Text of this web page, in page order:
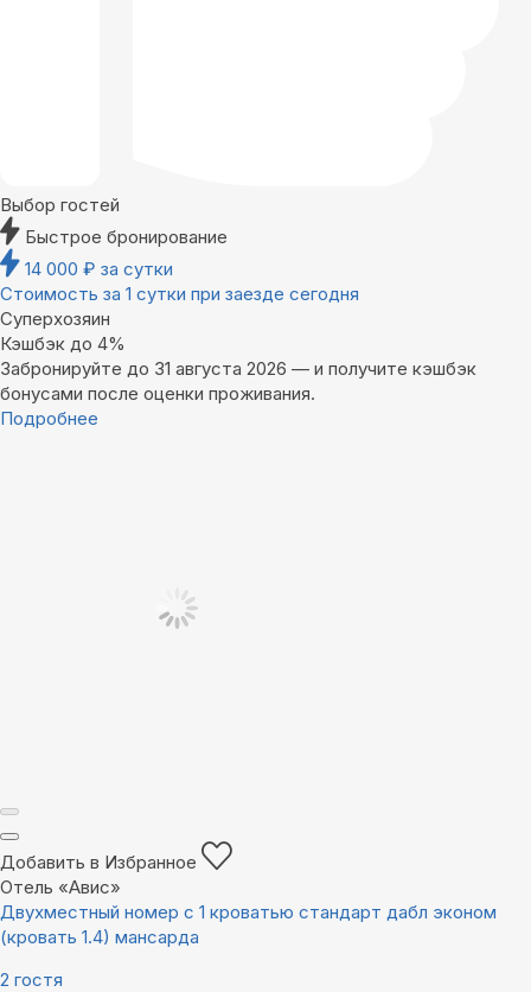
Выбор гостей
Быстрое бронирование
14 000 ₽ за сутки
Стоимость за 1 сутки при заезде сегодня
Суперхозяин
Кэшбэк до 4%
Забронируйте до 31 августа 2026 — и получите кэшбэк
бонусами после оценки проживания.
Подробнее
Добавить в Избранное
Отель «Авис»
Двухместный номер с 1 кроватью стандарт дабл эконом
(кровать 1.4) мансарда
2 гостя